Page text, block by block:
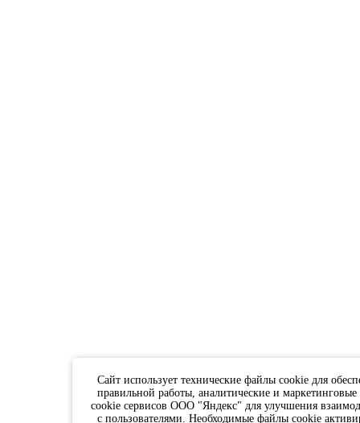
Сайт использует технические файлы cookie для
правильной работы, аналитические и
cookie сервисов ООО "Яндекс" для улучшения
с пользователями. Необходимые файлы cookie